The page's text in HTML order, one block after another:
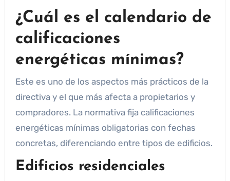
¿Cuál es el calendario de
calificaciones
energéticas mínimas?
Este es uno de los aspectos más prácticos de la
directiva y el que más afecta a propietarios y
compradores. La normativa fija calificaciones
energéticas mínimas obligatorias con fechas
concretas, diferenciando entre tipos de edificios.
Edificios residenciales